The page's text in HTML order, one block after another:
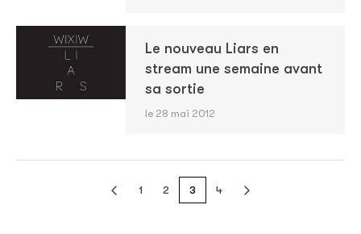
Le nouveau Liars en
stream une semaine avant
sa sortie
le 28 mai 2012
1 2 3 4